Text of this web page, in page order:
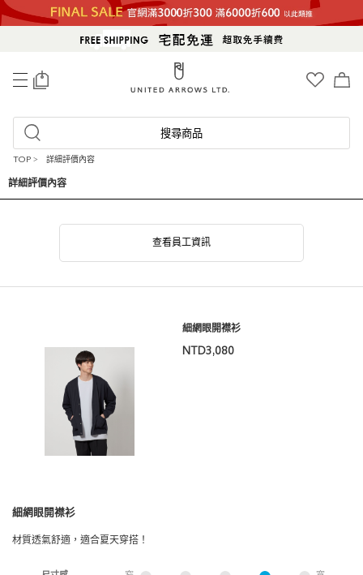
搜尋商品
TOP > 詳細評價內容
詳細評價內容
查看員工資訊
細網眼開襟衫
NTD3,080
細網眼開襟衫
材質透氣舒適，適合夏天穿搭！